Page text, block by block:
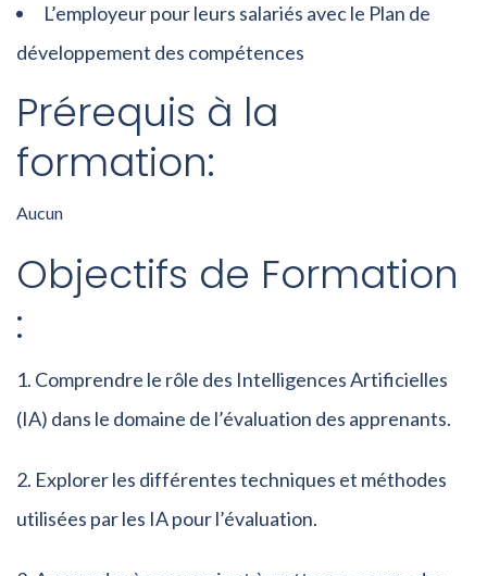
L’employeur pour leurs salariés avec le Plan de
développement des compétences
Prérequis à la
formation:
Aucun
Objectifs de Formation
:
Comprendre le rôle des Intelligences Artificielles
(IA) dans le domaine de l’évaluation des apprenants.
Explorer les différentes techniques et méthodes
utilisées par les IA pour l’évaluation.